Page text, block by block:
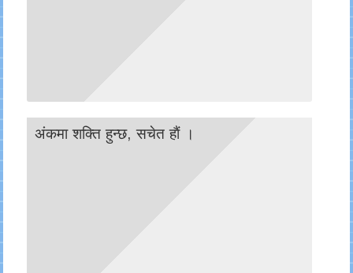
अंकमा शक्ति हुन्छ, सचेत हाैं ।